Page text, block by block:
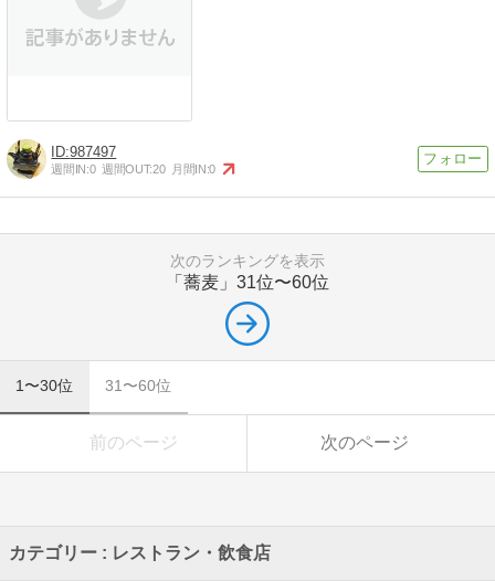
987497
週間IN:0 週間OUT:20 月間IN:0
次のランキングを表示
「蕎麦」 31位〜60位
1〜30位 31〜60位
前のページ 次のページ
カテゴリー : レストラン・飲食店